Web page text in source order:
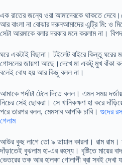
এক রাতের জন্যে ওরা আমাদেরকে থাকতে
আর বাংলা না বোঝার দরুনআমাদের এন্ট্রি মি: ও
সেটা আরমাকে বলার দরকার মনে করলাম না।
ঘরে একটাই বিছানা। টইলেট বাইরে কিন্তু ঘরের
গোসলের জায়গা আছে।দেখে মা একটু মুখ বাঁকা
বলেই বোধ হয় আর কিছু বলল না।
আমাকে পর্দাটা টেনে দিতে বলল। এমন সময়
নিচের সেই ছোকরা। সে খানিকক্ষণ হা করে
পরে তারপর বলল, মেমসাব আপকি চাবি। গুদের
গেলাম
আউর কুছ লাগে তো ৯ ডায়াল কারনা। রাম রাম।
দাঁড়াতেই বুঝলাম হা-এর রহস্য। বৃষ্টিতে মায়ের
ভেতরের তক আর হালকা গোলাপী ব্রা সবই দেখা